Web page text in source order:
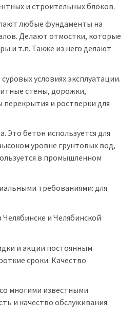
и строительных блоков.
любые фундаменты на
Делают отмостки, которые
и т.п. Также из него делают
условиях эксплуатации.
стены, дорожки,
и ростверки для
Это бетон используется для
уровне грунтовых вод,
в промышленном
требованиями: для
и Челябинской
и акции постоянным
сроки. Качество
многими известными
и качество обслуживания.